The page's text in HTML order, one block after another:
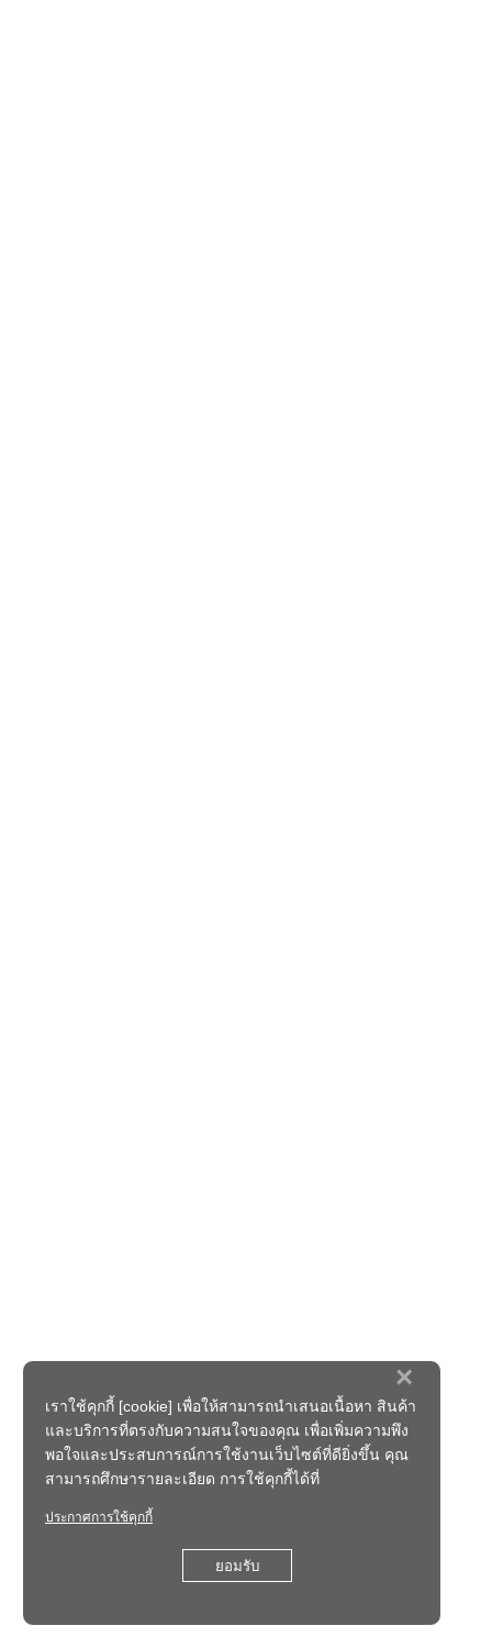
×
เราใช้คุกกี้ [cookie] เพื่อให้สามารถนำเสนอเนื้อหา สินค้า
และบริการที่ตรงกับความสนใจของคุณ เพื่อเพิ่มความพึง
พอใจและประสบการณ์การใช้งานเว็บไซต์ที่ดียิ่งขึ้น คุณ
สามารถศึกษารายละเอียด การใช้คุกกี้ได้ที่
ประกาศการใช้คุกกี้
ยอมรับ